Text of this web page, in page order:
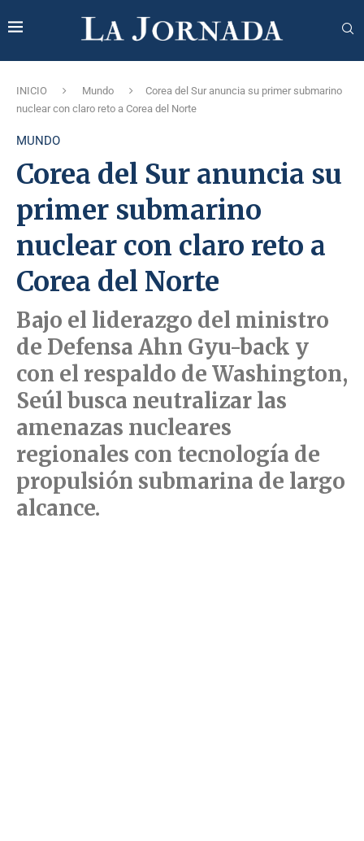
INICIO Mundo
Corea del Sur anuncia su primer submarino
nuclear con claro reto a Corea del Norte
MUNDO
Corea del Sur anuncia su
primer submarino
nuclear con claro reto a
Corea del Norte
Bajo el liderazgo del ministro
de Defensa Ahn Gyu-back y
con el respaldo de Washington,
Seúl busca neutralizar las
amenazas nucleares
regionales con tecnología de
propulsión submarina de largo
alcance.